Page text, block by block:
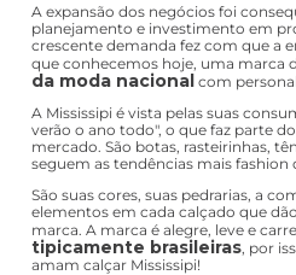
A expansão dos negócios foi
planejamento e investimento em
crescente demanda fez com que a
que conhecemos hoje, uma marca
da moda nacional com
A Mississipi é vista pelas suas
verão o ano todo", o que faz parte
mercado. São botas, rasteirinhas,
seguem as tendências mais fashion
São suas cores, suas pedrarias, a
elementos em cada calçado que
marca. A marca é alegre, leve e
tipicamente brasileiras, por
amam calçar Mississipi!